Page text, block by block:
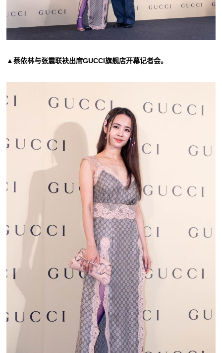
▲蔡依林与张震联袂出席GUCCI旗舰店开幕记者会。